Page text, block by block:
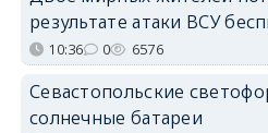
результате атаки ВСУ
10:36 0 6576
Севастопольские
солнечные батареи